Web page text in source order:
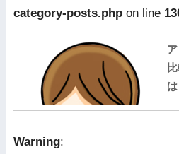
category-posts.phpon line
Warning: